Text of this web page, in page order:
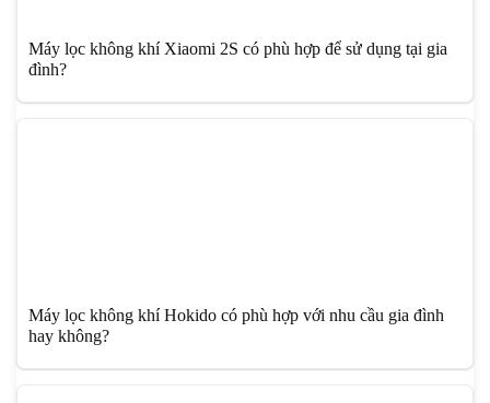
Máy lọc không khí Xiaomi 2S có phù hợp để sử dụng tại gia
đình?
Máy lọc không khí Hokido có phù hợp với nhu cầu gia đình
hay không?